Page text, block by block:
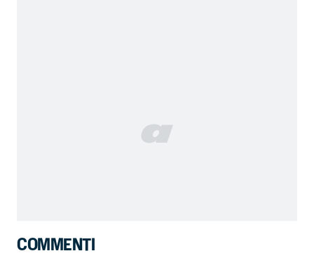
COMMENTI